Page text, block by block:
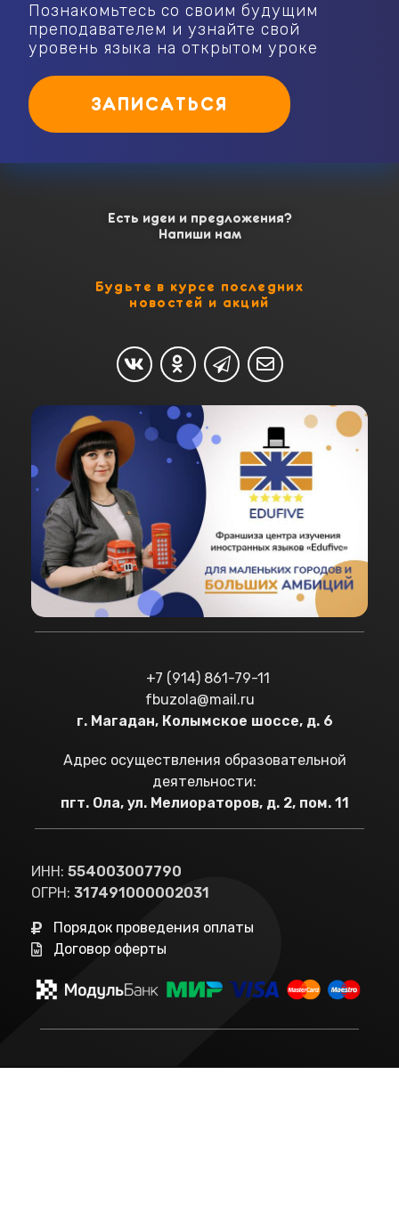
Познакомьтесь со своим будущим
преподавателем и узнайте свой
уровень языка на открытом уроке
ЗАПИСАТЬСЯ
Есть идеи и предложения?
Напиши нам
Будьте в курсе последних
новостей и акций
+7 (914) 861-79-11
fbuzola@mail.ru
г. Магадан, Колымское шоссе, д. 6
Адрес осуществления образовательной
деятельности:
пгт. Ола, ул. Мелиораторов, д. 2, пом. 11
ИНН: 554003007790
ОГРН: 317491000002031
Порядок проведения оплаты
Договор оферты